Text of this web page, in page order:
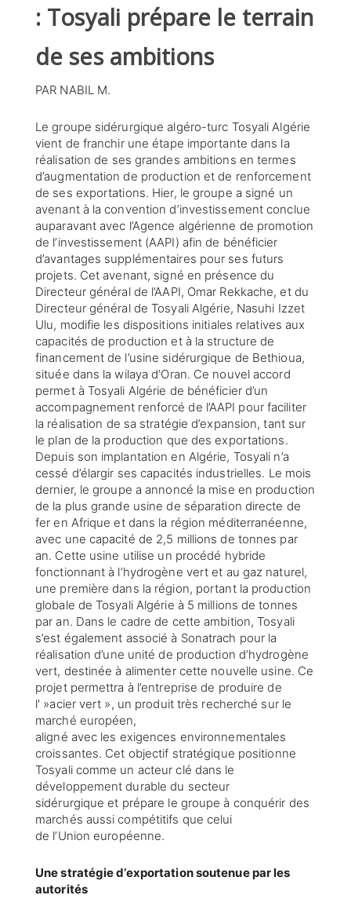
: Tosyali prépare le terrain
de ses ambitions
PAR NABIL M.
Le groupe sidérurgique algéro-turc Tosyali Algérie
vient de franchir une étape importante dans la
réalisation de ses grandes ambitions en termes
d’augmentation de production et de renforcement
de ses exportations. Hier, le groupe a signé un
avenant à la convention d’investissement conclue
auparavant avec l’Agence algérienne de promotion
de l’investissement (AAPI) afin de bénéficier
d’avantages supplémentaires pour ses futurs
projets. Cet avenant, signé en présence du
Directeur général de l’AAPI, Omar Rekkache, et du
Directeur général de Tosyali Algérie, Nasuhi Izzet
Ulu, modifie les dispositions initiales relatives aux
capacités de production et à la structure de
financement de l’usine sidérurgique de Bethioua,
située dans la wilaya d’Oran. Ce nouvel accord
permet à Tosyali Algérie de bénéficier d’un
accompagnement renforcé de l’AAPI pour faciliter
la réalisation de sa stratégie d’expansion, tant sur
le plan de la production que des exportations.
Depuis son implantation en Algérie, Tosyali n’a
cessé d’élargir ses capacités industrielles. Le mois
dernier, le groupe a annoncé la mise en production
de la plus grande usine de séparation directe de
fer en Afrique et dans la région méditerranéenne,
avec une capacité de 2,5 millions de tonnes par
an. Cette usine utilise un procédé hybride
fonctionnant à l’hydrogène vert et au gaz naturel,
une première dans la région, portant la production
globale de Tosyali Algérie à 5 millions de tonnes
par an. Dans le cadre de cette ambition, Tosyali
s’est également associé à Sonatrach pour la
réalisation d’une unité de production d’hydrogène
vert, destinée à alimenter cette nouvelle usine. Ce
projet permettra à l’entreprise de produire de
l' »acier vert », un produit très recherché sur le
marché européen,
aligné avec les exigences environnementales
croissantes. Cet objectif stratégique positionne
Tosyali comme un acteur clé dans le
développement durable du secteur
sidérurgique et prépare le groupe à conquérir des
marchés aussi compétitifs que celui
de l’Union européenne.
Une stratégie d’exportation soutenue par les
autorités